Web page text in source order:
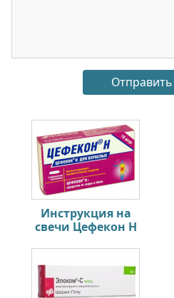
Инструкция на
свечи Цефекон Н